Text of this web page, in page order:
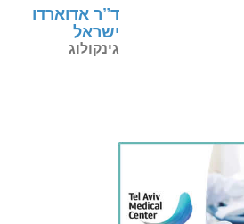
ד”ר אדוארדו
ישראל
גינקולוג